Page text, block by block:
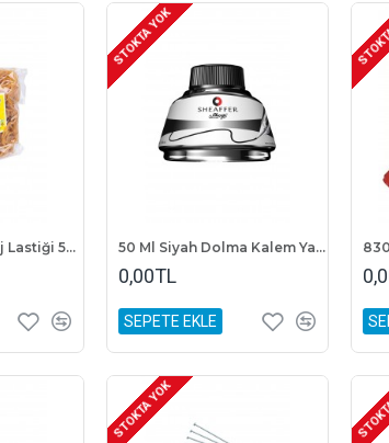
3A Paket, Ambalaj Lastiği 500 gr, %100 Kaliteli Kauçuk Para Lastiği
STOKTA YOK
50 Ml Siyah Dolma Kalem Yazı Mürekkebi
0,00TL
SEPETE EKLE
STOKTA YOK